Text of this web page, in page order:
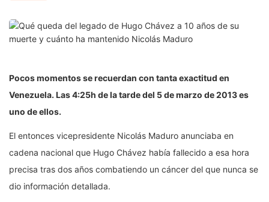
Pocos momentos se recuerdan con tanta exactitud en
Venezuela. Las 4:25h de la tarde del 5 de marzo de 2013 es
uno de ellos.
El entonces vicepresidente Nicolás Maduro anunciaba en
cadena nacional que Hugo Chávez había fallecido a esa hora
precisa tras dos años combatiendo un cáncer del que nunca se
dio información detallada.